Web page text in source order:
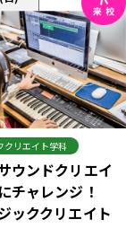
クリエイト学科
ウンドクリエイ
チャレンジ！
ッククリエイト